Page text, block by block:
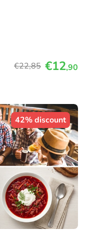
€22,85 €12,90
42% discount